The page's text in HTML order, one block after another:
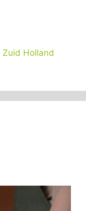
Zuid Holland